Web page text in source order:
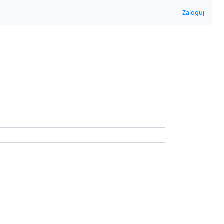
Zaloguj